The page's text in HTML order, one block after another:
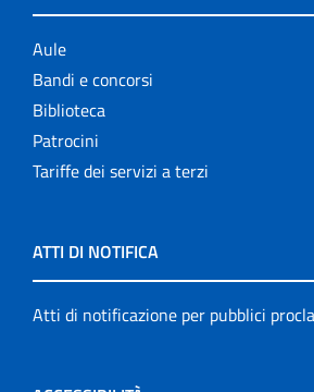
Aule
Bandi e concorsi
Biblioteca
Patrocini
Tariffe dei servizi a terzi
ATTI DI NOTIFICA
Atti di notificazione per pubblici